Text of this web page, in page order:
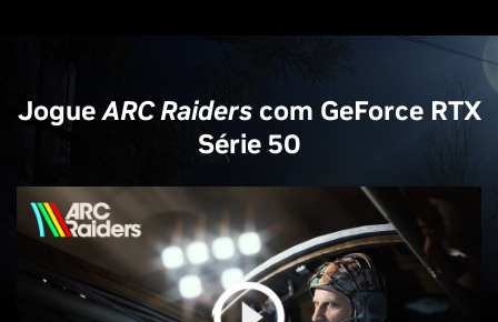
JogueARC Raiderscom GeForce RTX
Série 50